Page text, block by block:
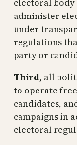
electoral body
administer
under
regulations
party or
Third, all
to operate
candidates,
campaigns in
electoral